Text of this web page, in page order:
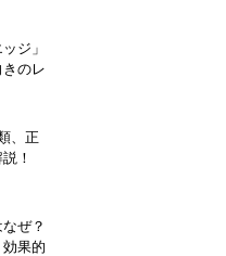
ジ」
のレ
、正
！
ぜ？
果的